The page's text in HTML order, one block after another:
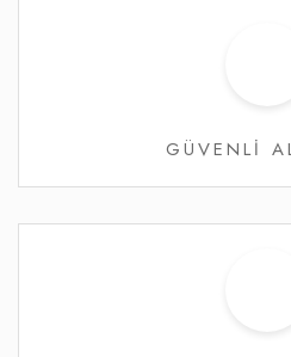
GÜVENLİ